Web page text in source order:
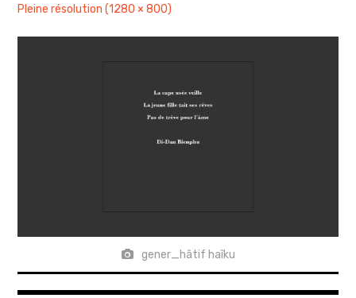
workshops & ateliers
Pleine résolution (1280 × 800)
gener_hâtif haîku